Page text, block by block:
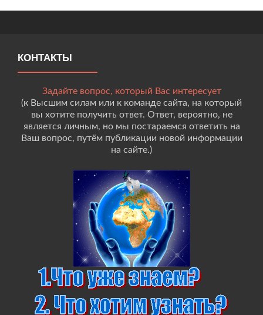
КОНТАКТЫ
Задайте вопрос, который Вас интересует
(к Высшим силам или к команде сайта, на который
вы хотите получить ответ. Ответ, вероятно, не
является личным, но мы постараемся ответить на
Ваш вопрос, путём публикации новой информации
на сайте.)